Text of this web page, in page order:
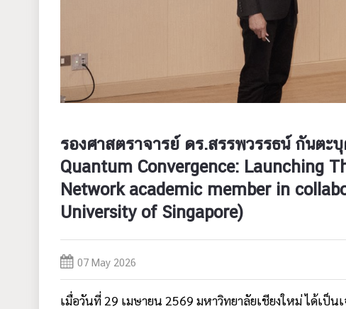
รองศาสตราจารย์ ดร.สรรพวรรธน์ กันตะ
Quantum Convergence: Launching
Network academic member in
University of Singapore)
07 May 2026
เมื่อวันที่ 29 เมษายน 2569 มหาวิทยาลัยเชียงใหม่ ได้เป็